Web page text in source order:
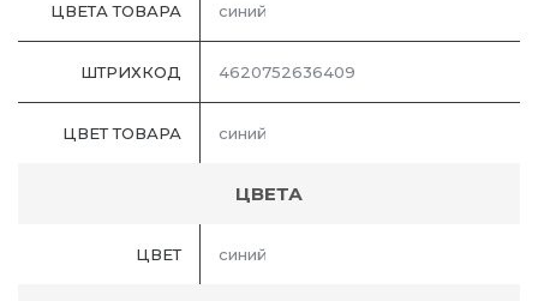
ЦВЕТА ТОВАРА синий
ШТРИХКОД 4620752636409
ЦВЕТ ТОВАРА синий
ЦВЕТА
ЦВЕТ синий